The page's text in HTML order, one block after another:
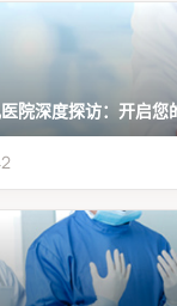
院深度探访：开启您